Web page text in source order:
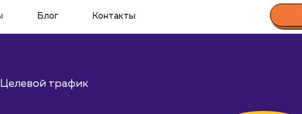
Блог Контакты
Целевой трафик